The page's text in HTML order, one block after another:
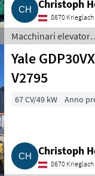
Christoph
8670 Krieglach
Macchinari elevatori
per magazzino /
Carrelli elevatori
Yale GDP30VX
V2795
67 CV/49 kW Anno
Christoph
8670 Krieglach